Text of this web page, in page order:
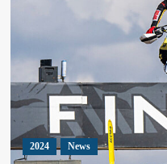
2024 News